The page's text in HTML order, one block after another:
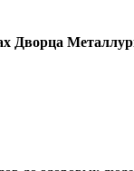
Дворца